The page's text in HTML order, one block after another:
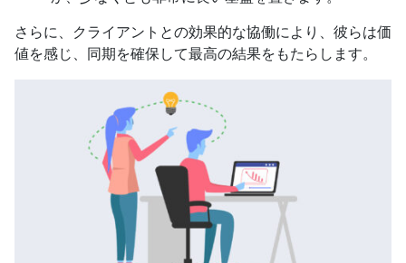
さらに、クライアントとの効果的な協働により、彼らは価
値を感じ、同期を確保して最高の結果をもたらします。